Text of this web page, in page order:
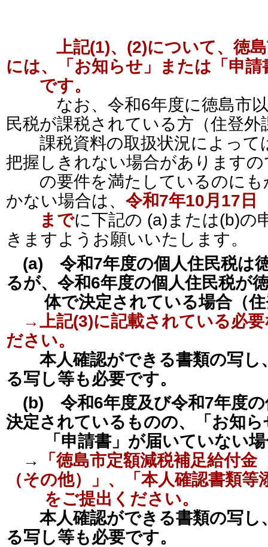
上記(1)、(2)について、徳
には、「お知らせ」または「申請
です。
なお、令和6年度に徳島市以
民税が課税されている方（住登外
課税資料の取扱状況によって
把握しきれない場合があります
の要件を満たしているのにも
かない場合は、 令和7年10月17日
までに下記の (a)または(b)の
きますようお願いいたします。
(a) 令和7年度の個人住民税は
るが、令和6年度の個人住民税が
体で決定されている場合（
→上記(3)に記載されている必
ださい。
本人確認ができる書類の写し
る写し等も必要です。
(b) 令和6年度及び令和7年度の
決定されているものの、「お知
「申請書」が届いていない場
→
「徳島市定額減税補足給付
（その他）」、「本人確認書類等
をご提出ください。
本人確認ができる書類の写し
る写し等も必要です。